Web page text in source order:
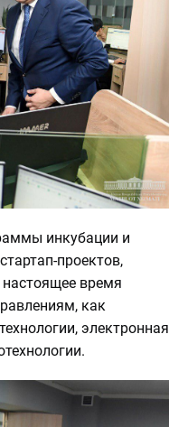
инкубации и
проектов,
время
как
электронная